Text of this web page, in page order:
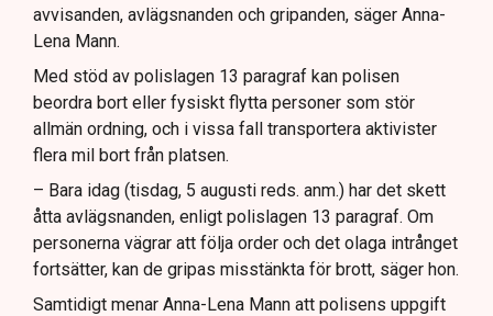
avvisanden, avlägsnanden och gripanden, säger Anna-
Lena Mann.
Med stöd av polislagen 13 paragraf kan polisen
beordra bort eller fysiskt flytta personer som stör
allmän ordning, och i vissa fall transportera aktivister
flera mil bort från platsen.
– Bara idag (tisdag, 5 augusti reds. anm.) har det skett
åtta avlägsnanden, enligt polislagen 13 paragraf. Om
personerna vägrar att följa order och det olaga intrånget
fortsätter, kan de gripas misstänkta för brott, säger hon.
Samtidigt menar Anna-Lena Mann att polisens uppgift